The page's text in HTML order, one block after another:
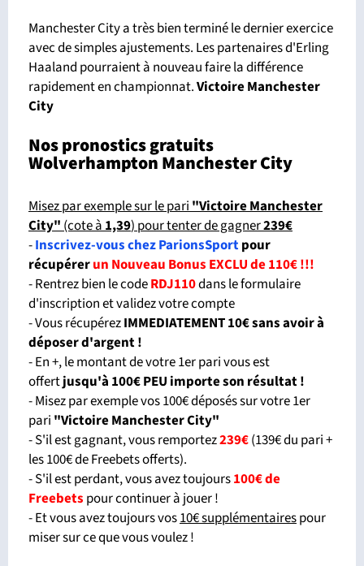
Manchester City a très bien terminé le dernier exercice
avec de simples ajustements. Les partenaires d'Erling
Haaland pourraient à nouveau faire la différence
rapidement en championnat.Victoire Manchester
City
Nos pronostics gratuits
Wolverhampton Manchester City
Misez par exemple sur le pari"Victoire Manchester
City"(cote à1,39) pour tenter de gagner239€
-Inscrivez-vous chez ParionsSportpour
récupérerun Nouveau Bonus EXCLU de 110€ !!!
- Rentrez bien le codeRDJ110dans le formulaire
d'inscription et validez votre compte
- Vous récupérezIMMEDIATEMENT 10€ sans avoir à
déposer d'argent !
- En +, le montant de votre 1er pari vous est
offertjusqu'à 100€ PEU importe son résultat !
- Misez par exemple vos 100€ déposés sur votre 1er
pari "Victoire Manchester City"
- S'il est gagnant, vous remportez239€(139€ du pari +
les 100€ de Freebets offerts).
- S'il est perdant, vous avez toujours100€ de
Freebets pour continuer à jouer !
- Et vous avez toujours vos10€ supplémentairespour
miser sur ce que vous voulez !